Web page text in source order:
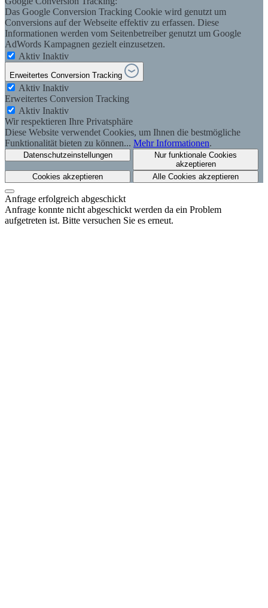
Das Google Conversion Tracking Cookie wird genutzt um
Conversions auf der Webseite effektiv zu erfassen. Diese
Informationen werden vom Seitenbetreiber genutzt um Google
AdWords Kampagnen gezielt einzusetzen.
Aktiv Inaktiv
Erweitertes Conversion Tracking
Aktiv Inaktiv
Erweitertes Conversion Tracking
Aktiv Inaktiv
Wir respektieren Ihre Privatsphäre
Diese Website verwendet Cookies, um Ihnen die bestmögliche
Funktionalität bieten zu können... Mehr Informationen.
Datenschutzeinstellungen
Nur funktionale Cookies
akzeptieren
Cookies akzeptieren
Alle Cookies akzeptieren
Anfrage erfolgreich abgeschickt
Anfrage konnte nicht abgeschickt werden da ein Problem
aufgetreten ist. Bitte versuchen Sie es erneut.